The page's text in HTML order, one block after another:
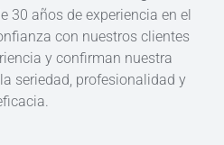
30 años de experiencia en el
con nuestros clientes
y confirman nuestra
seriedad, profesionalidad y